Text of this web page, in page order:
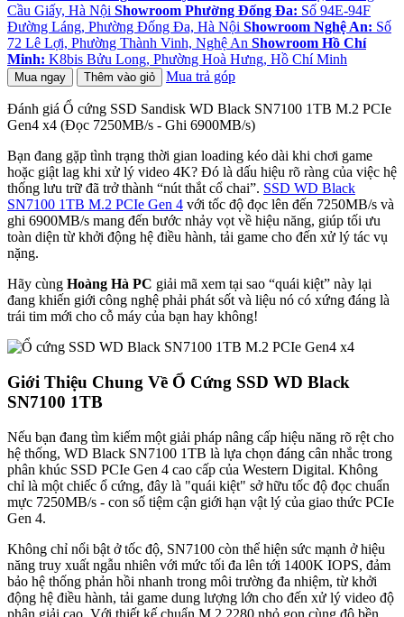
Cầu Giấy, Hà Nội Showroom Phường Đống Đa: Số 94E-94F
Đường Láng, Phường Đống Đa, Hà Nội Showroom Nghệ An: Số
72 Lê Lợi, Phường Thành Vinh, Nghệ An Showroom Hồ Chí
Minh: K8bis Bửu Long, Phường Hoà Hưng, Hồ Chí Minh
Mua ngay Thêm vào giỏ Mua trả góp
Đánh giá Ổ cứng SSD Sandisk WD Black SN7100 1TB M.2 PCIe
Gen4 x4 (Đọc 7250MB/s - Ghi 6900MB/s)
Bạn đang gặp tình trạng thời gian loading kéo dài khi chơi game
hoặc giật lag khi xử lý video 4K? Đó là dấu hiệu rõ ràng của việc hệ
thống lưu trữ đã trở thành “nút thắt cổ chai”. SSD WD Black
SN7100 1TB M.2 PCIe Gen 4 với tốc độ đọc lên đến 7250MB/s và
ghi 6900MB/s mang đến bước nhảy vọt về hiệu năng, giúp tối ưu
toàn diện từ khởi động hệ điều hành, tải game cho đến xử lý tác vụ
nặng.
Hãy cùng Hoàng Hà PC giải mã xem tại sao “quái kiệt” này lại
đang khiến giới công nghệ phải phát sốt và liệu nó có xứng đáng là
trái tim mới cho cỗ máy của bạn hay không!
Giới Thiệu Chung Về Ổ Cứng SSD WD Black
SN7100 1TB
Nếu bạn đang tìm kiếm một giải pháp nâng cấp hiệu năng rõ rệt cho
hệ thống, WD Black SN7100 1TB là lựa chọn đáng cân nhắc trong
phân khúc SSD PCIe Gen 4 cao cấp của Western Digital. Không
chỉ là một chiếc ổ cứng, đây là "quái kiệt" sở hữu tốc độ đọc chuẩn
mực 7250MB/s - con số tiệm cận giới hạn vật lý của giao thức PCIe
Gen 4.
Không chỉ nổi bật ở tốc độ, SN7100 còn thể hiện sức mạnh ở hiệu
năng truy xuất ngẫu nhiên với mức tối đa lên tới 1400K IOPS, đảm
bảo hệ thống phản hồi nhanh trong môi trường đa nhiệm, từ khởi
động hệ điều hành, tải game dung lượng lớn cho đến xử lý video độ
phân giải cao. Với thiết kế chuẩn M.2 2280 nhỏ gọn cùng độ bền